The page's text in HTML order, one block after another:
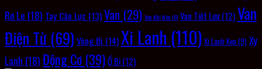
Rơ Le (18) Tay Cân Lực (13)Van (29) Van Khí Nén(6) Van Tiết Lưu (12)Van
Điện Từ (69) Vòng Bi (14)Xi Lanh (110) Xi Lanh Kẹp (9) Xy
Lanh (18)Động Cơ (39)Ổ Bi(12)